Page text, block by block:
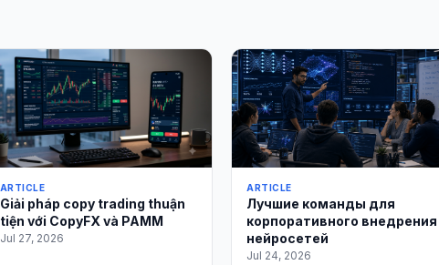
ARTICLE
Giải pháp copy trading thuận
tiện với CopyFX và PAMM
Jul 27, 2026
ARTICLE
Лучшие команды для
корпоративного внедрения
нейросетей
Jul 24, 2026